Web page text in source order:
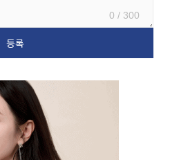
0 / 300